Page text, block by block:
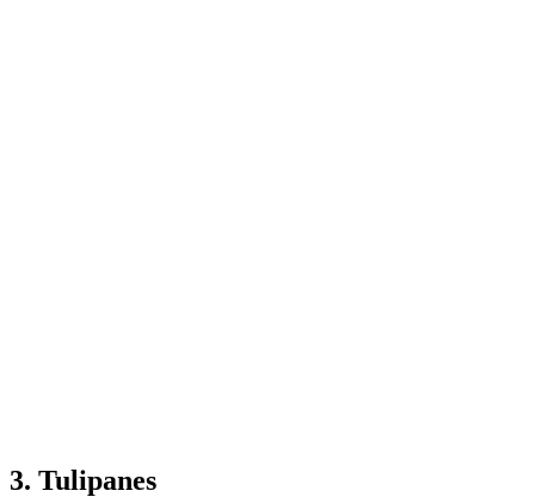
3. Tulipanes